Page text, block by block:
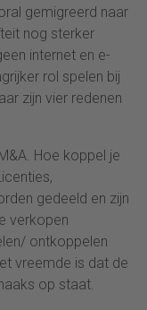
gemigreerd naar
nog sterker
internet en e-
rol spelen bij
zijn vier redenen
Hoe koppel je
gedeeld en zijn
verkopen
ontkoppelen
vreemde is dat de
op staat.